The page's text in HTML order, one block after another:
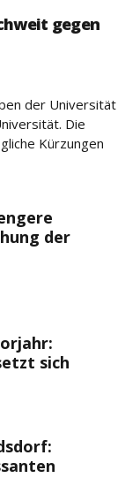
gegen
der Universität
Die
Kürzungen
der
sich